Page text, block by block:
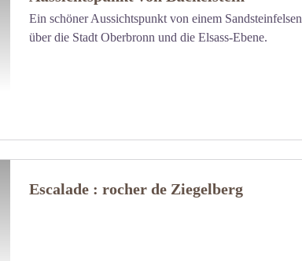
Ein schöner Aussichtspunkt von einem Sandsteinfelsen
über die Stadt Oberbronn und die Elsass-Ebene.
Escalade : rocher de Ziegelberg